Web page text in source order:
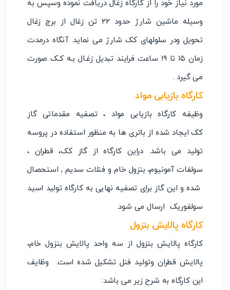
مورد نیاز خود را از کارگاه زغال دریافت نموده وسپس به
وسیله ماشین شارژ حدود ۲۲ تن زغال از برج زغال
تحویل ودر سلولهای کک شارژ می نماید. آنگاه درمدت
زمان ۱۵ تا ۱۹ ساعت فرایند تبدیل زغـال بـه کـک صورت
می گیرد .
کارگاه بازیابی مواد
وظیفه کارگاه بازیابی مواد ، تصفیه مقدماتی گاز
کک ایجاد شده از باتری ها به منظور استفاده در پروسه
تولید می باشد. دراین کارگاه از گاز کک، قطران ،
سولفات آمونیوم، بنزول خام و فنلات سدیم , استحصال
شده و این گاز برای تصفیه نهایی به کارگاه تولید اسید
سولفوریک ارسال می شود.
کارگاه پالایش بنزول
کارگاه پالایش بنزول از سه واحد پالایش بنزول خام،
پالایش قطران وتولید فنل تشکیل شده است. وظایف
این کارگاه به شرح زیر می باشد: